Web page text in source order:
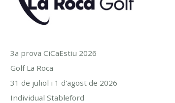
3a prova CiCaEstiu 2026
Golf La Roca
31 de juliol i 1 d'agost de 2026
Individual Stableford